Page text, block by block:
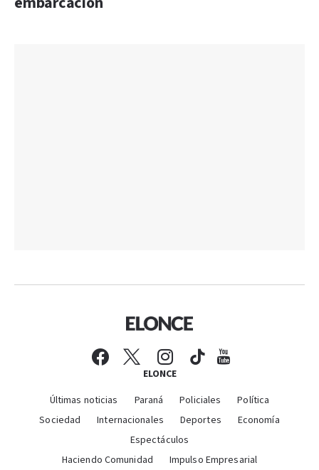
ELONCE
Últimas noticias Paraná Policiales
Política
Sociedad
Internacionales Deportes
Economía
Espectáculos
Haciendo Comunidad
Impulso Empresarial